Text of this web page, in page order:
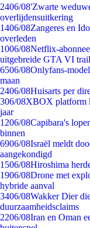
2406/08'Zwarte
overlijdensuitkering
1406/08Zangeres en
overleden
1006/08Netflix-
uitgebreide GTA VI
6506/08Onlyfans-
maan
2406/08Huisarts per
306/08XBOX platform
jaar
1206/08Capibara's
binnen
6906/08Israël meldt
aangekondigd
1506/08Hiroshima
1906/08Drone met
hybride aanval
3406/08Wakker Dier
duurzaamheidsclaims
2206/08Iran en Oman